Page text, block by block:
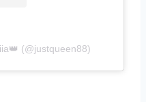
(@justqueen88)